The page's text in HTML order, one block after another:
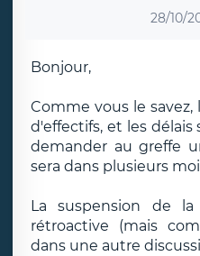
28/10/
Bonjour,
Comme vous le
d'effectifs, et les délais
demander au greffe
sera dans plusieurs
La suspension de
rétroactive (mais
dans une autre